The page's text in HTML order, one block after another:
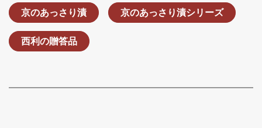
京のあっさり漬 京のあっさり漬シリーズ
西利の贈答品